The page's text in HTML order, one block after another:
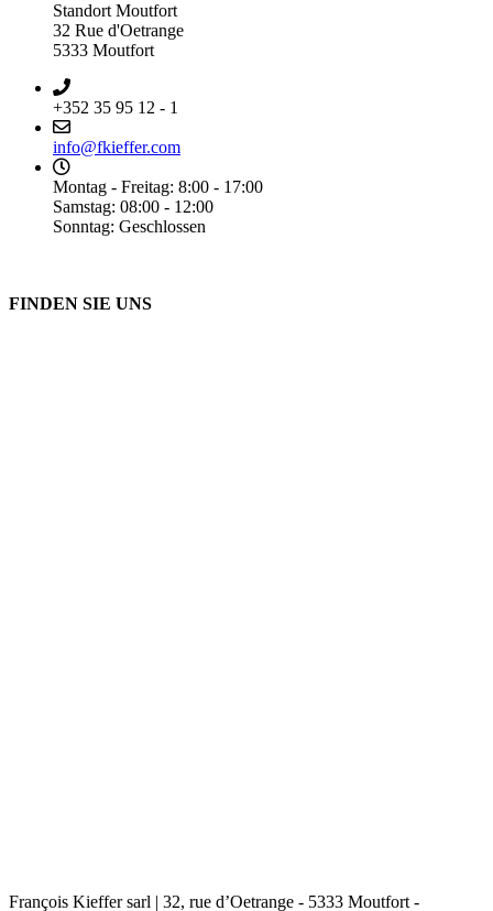
Standort Moutfort
32 Rue d'Oetrange
5333 Moutfort
+352 35 95 12 - 1
info@fkieffer.com
Montag - Freitag: 8:00 - 17:00
Samstag: 08:00 - 12:00
Sonntag: Geschlossen
FINDEN SIE UNS
François Kieffer sarl | 32, rue d’Oetrange - 5333 Moutfort -